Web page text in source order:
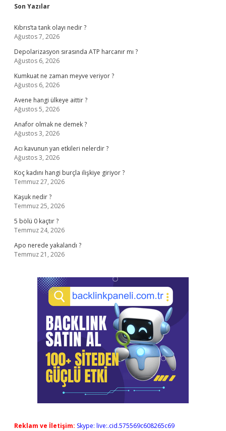
Sidebar
Son Yazılar
Kıbrıs’ta tank olayı nedir ?
Ağustos 7, 2026
Depolarizasyon sırasında ATP harcanır mı ?
Ağustos 6, 2026
Kumkuat ne zaman meyve veriyor ?
Ağustos 6, 2026
Avene hangi ülkeye aittir ?
Ağustos 5, 2026
Anafor olmak ne demek ?
Ağustos 3, 2026
Acı kavunun yan etkileri nelerdir ?
Ağustos 3, 2026
Koç kadını hangi burçla ilişkiye giriyor ?
Temmuz 27, 2026
Kaşuk nedir ?
Temmuz 25, 2026
5 bölü 0 kaçtır ?
Temmuz 24, 2026
Apo nerede yakalandı ?
Temmuz 21, 2026
Reklam ve İletişim: Skype: live:.cid.575569c608265c69